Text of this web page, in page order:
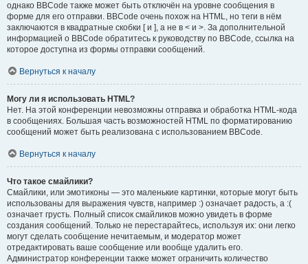
однако BBCode также может быть отключён на уровне сообщения в
форме для его отправки. BBCode очень похож на HTML, но теги в нём
заключаются в квадратные скобки [ и ], а не в < и >. За дополнительной
информацией о BBCode обратитесь к руководству по BBCode, ссылка на
которое доступна из формы отправки сообщений.
Вернуться к началу
Могу ли я использовать HTML?
Нет. На этой конференции невозможны отправка и обработка HTML-кода
в сообщениях. Большая часть возможностей HTML по форматированию
сообщений может быть реализована с использованием BBCode.
Вернуться к началу
Что такое смайлики?
Смайлики, или эмотиконы — это маленькие картинки, которые могут быть
использованы для выражения чувств, например :) означает радость, а :(
означает грусть. Полный список смайликов можно увидеть в форме
создания сообщений. Только не перестарайтесь, используя их: они легко
могут сделать сообщение нечитаемым, и модератор может
отредактировать ваше сообщение или вообще удалить его.
Администратор конференции также может ограничить количество